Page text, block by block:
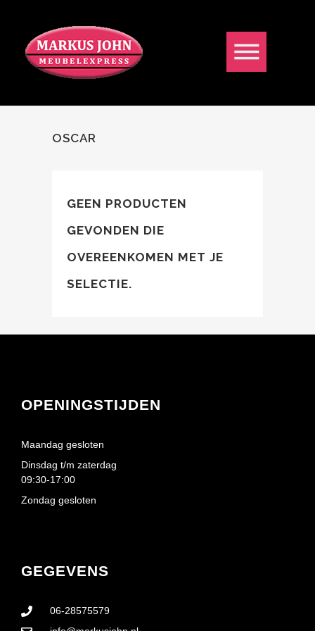
OSCAR
GEEN PRODUCTEN
GEVONDEN DIE
OVEREENKOMEN MET JE
SELECTIE.
GEGEVENS
06-28575579
OPENINGSTIJDEN
Maandag gesloten
Dinsdag t/m zaterdag
09:30-17:00
Zondag gesloten